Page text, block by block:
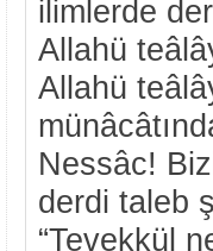
ilimlerde
Allahü
Allahü
Nessâc!
derdi taleb
“Tevekkül